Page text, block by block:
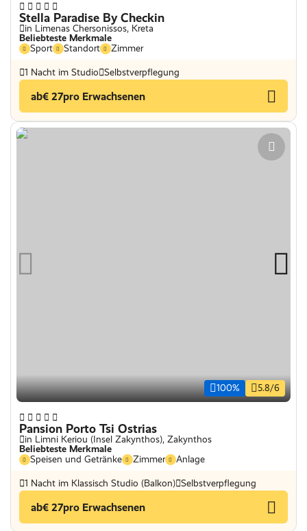
Stella Paradise By Checkin
in Limenas Chersonissos, Kreta
Beliebteste Merkmale
Sport
Standort Zimmer
1 Nacht im Studio Selbstverpflegung
ab€ 27pro Erwachsenen
100% 5.8/6
Pansion Porto Tsi Ostrias
in Limni Keriou (Insel Zakynthos), Zakynthos
Beliebteste Merkmale
Speisen und Getränke
Zimmer Anlage
1 Nacht im Klassisch Studio (Balkon) Selbstverpflegung
ab€ 27pro Erwachsenen